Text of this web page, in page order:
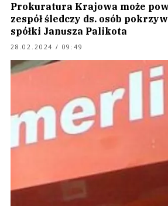
Prokuratura Krajowa może
zespół śledczy ds. osób
spółki Janusza Palikota
28.02.2024 / 09:49